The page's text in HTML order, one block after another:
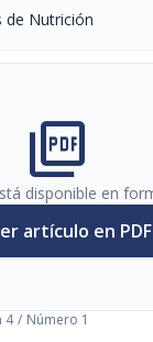
de Nutrición
picture_as_pdf
disponible en
artículo en PDF
4 / Número 1